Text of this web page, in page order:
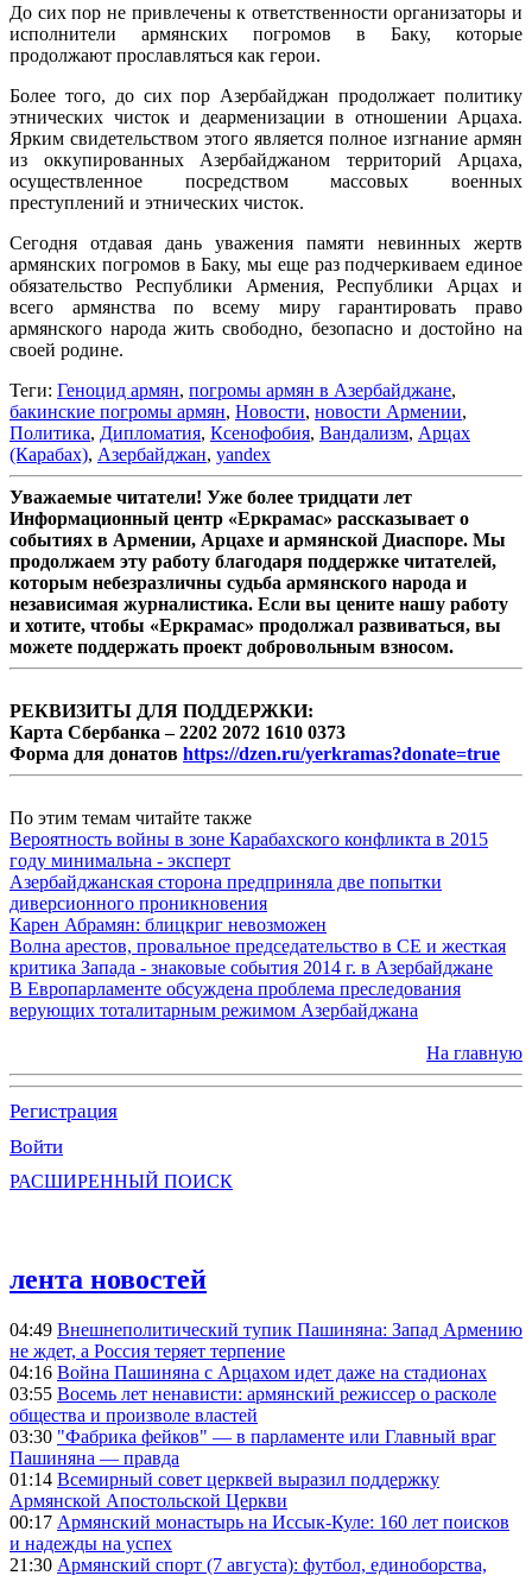
До сих пор не привлечены к ответственности организаторы и
исполнители армянских погромов в Баку, которые
продолжают прославляться как герои.
Более того, до сих пор Азербайджан продолжает политику
этнических чисток и деарменизации в отношении Арцаха.
Ярким свидетельством этого является полное изгнание армян
из оккупированных Азербайджаном территорий Арцаха,
осуществленное посредством массовых военных
преступлений и этнических чисток.
Сегодня отдавая дань уважения памяти невинных жертв
армянских погромов в Баку, мы еще раз подчеркиваем единое
обязательство Республики Армения, Республики Арцах и
всего армянства по всему миру гарантировать право
армянского народа жить свободно, безопасно и достойно на
своей родине.
Теги: Геноцид армян, погромы армян в Азербайджане,
бакинские погромы армян, Новости, новости Армении,
Политика, Дипломатия, Ксенофобия, Вандализм, Арцах
(Карабах), Азербайджан, yandex
Уважаемые читатели! Уже более тридцати лет
Информационный центр «Еркрамас» рассказывает о
событиях в Армении, Арцахе и армянской Диаспоре. Мы
продолжаем эту работу благодаря поддержке читателей,
которым небезразличны судьба армянского народа и
независимая журналистика. Если вы цените нашу работу
и хотите, чтобы «Еркрамас» продолжал развиваться, вы
можете поддержать проект добровольным взносом.
РЕКВИЗИТЫ ДЛЯ ПОДДЕРЖКИ:
Карта Сбербанка – 2202 2072 1610 0373
Форма для донатов https://dzen.ru/yerkramas?donate=true
По этим темам читайте также
Вероятность войны в зоне Карабахского конфликта в 2015
году минимальна - эксперт
Азербайджанская сторона предприняла две попытки
диверсионного проникновения
Карен Абрамян: блицкриг невозможен
Волна арестов, провальное председательство в СЕ и жесткая
критика Запада - знаковые события 2014 г. в Азербайджане
В Европарламенте обсуждена проблема преследования
верующих тоталитарным режимом Азербайджана
На главную
Регистрация
Войти
РАСШИРЕННЫЙ ПОИСК
лента новостей
04:49 Внешнеполитический тупик Пашиняна: Запад Армению
не ждет, а Россия теряет терпение
04:16 Война Пашиняна с Арцахом идет даже на стадионах
03:55 Восемь лет ненависти: армянский режиссер о расколе
общества и произволе властей
03:30 "Фабрика фейков" — в парламенте или Главный враг
Пашиняна — правда
01:14 Всемирный совет церквей выразил поддержку
Армянской Апостольской Церкви
00:17 Армянский монастырь на Иссык-Куле: 160 лет поисков
и надежды на успех
21:30 Армянский спорт (7 августа): футбол, единоборства,